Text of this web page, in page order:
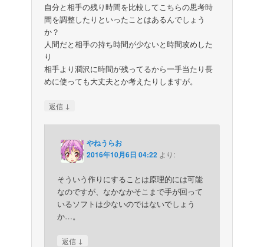
自分と相手の残り時間を比較してこちらの思考時
間を調整したりといったことはあるんでしょう
か？
人間だと相手の持ち時間が少ないと時間攻めした
り
相手より潤沢に時間が残ってるから一手当たり長
めに使っても大丈夫とか考えたりしますが。
返信 ↓
やねうらお
2016年10月6日 04:22 より:
そういう作りにすることは原理的には可能
なのですが、なかなかそこまで手が回って
いるソフトは少ないのではないでしょう
か…。
返信 ↓